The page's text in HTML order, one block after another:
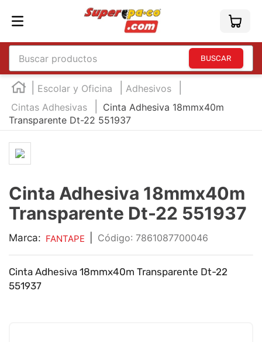
Buscar productos
Escolar y Oficina
Adhesivos
Cintas Adhesivas
Cinta Adhesiva 18mmx40m
Transparente Dt-22 551937
Cinta Adhesiva 18mmx40m
Transparente Dt-22 551937
Marca: FANTAPE : 7861087700046
Cinta Adhesiva 18mmx40m Transparente Dt-22
551937
TÉRMINOS MÁS BUSCADOS
england
2.
marcador e300
3.
4.
marcadores
audifonos
8.
teclado
impresora
10. calculadora